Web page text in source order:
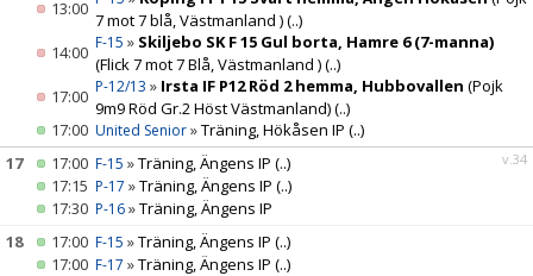
13:00
7 mot 7 blå, Västmanland )(..)
14:00 F-15 » Skiljebo SK F 15 Gul borta, Hamre 6 (7-manna)
(Flick 7 mot 7 Blå, Västmanland )(..)
17:00 P-12/13 » Irsta IF P12 Röd 2 hemma, Hubbovallen (Pojk
9m9 Röd Gr.2 Höst Västmanland)(..)
17:00 United Senior»Träning, Hökåsen IP (..)
v.34
17 17:00 F-15 »Träning, Ängens IP (..)
17:15 P-17 »Träning, Ängens IP (..)
17:30 P-16»Träning, Ängens IP
18
17:00 F-15 »Träning, Ängens IP (..)
17:00 F-17 »Träning, Ängens IP (..)